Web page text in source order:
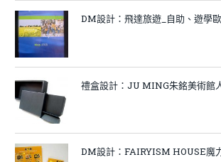
DM設計：飛達旅遊_自助、遊學
禮盒設計：JU MING朱銘美術館
DM設計：FAIRYISM HOUSE魔